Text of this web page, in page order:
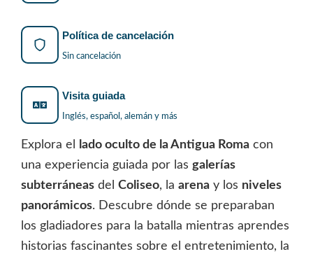
Política de cancelación
Sin cancelación
Visita guiada
Inglés, español, alemán y más
Explora el lado oculto de la Antigua Roma con
una experiencia guiada por las galerías
subterráneas del Coliseo, la arena y los niveles
panorámicos. Descubre dónde se preparaban
los gladiadores para la batalla mientras aprendes
historias fascinantes sobre el entretenimiento, la